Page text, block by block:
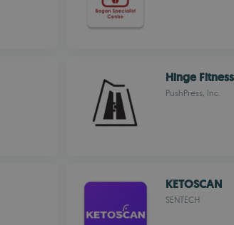
Hinge Fitness
PushPress, Inc.
KETOSCAN
SENTECH